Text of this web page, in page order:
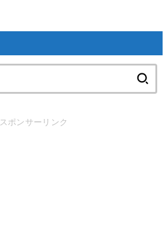
スポンサーリンク